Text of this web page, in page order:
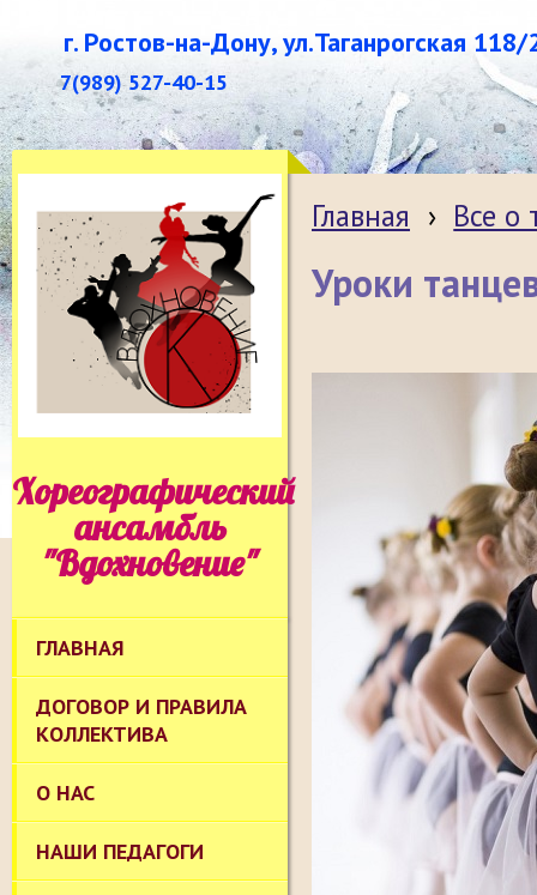
г. Ростов-на-Дону, ул.Таганрогская 118/
7(989) 527-40-15
Хореографический
ансамбль
"Вдохновение"
ГЛАВНАЯ
ДОГОВОР И ПРАВИЛА
КОЛЛЕКТИВА
О НАС
НАШИ ПЕДАГОГИ
Главная › Все о
Уроки